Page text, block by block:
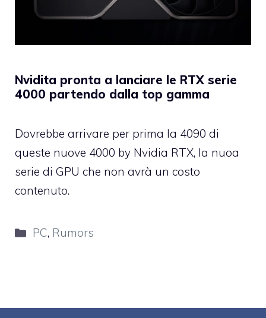
Nvidita pronta a lanciare le RTX serie
4000 partendo dalla top gamma
Dovrebbe arrivare per prima la 4090 di
queste nuove 4000 by Nvidia RTX, la nuoa
serie di GPU che non avrà un costo
contenuto.
Categorie
PC, Rumors